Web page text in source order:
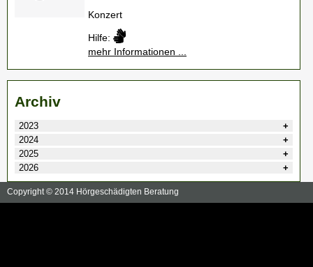
Konzert
Hilfe:
mehr Informationen ...
Archiv
2023
2024
2025
2026
Copyright © 2014 Hörgeschädigten Beratung